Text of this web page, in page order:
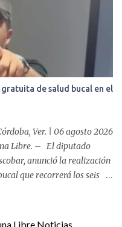
busca contribuir al
y mujeres en esta
en la explanada del
asistencial, Lic. Carlos
sedes de entre...
de salud bucal en el
agosto 2026
Libre. – El diputado
anunció la realización
que recorrerá los seis
Libre Noticias